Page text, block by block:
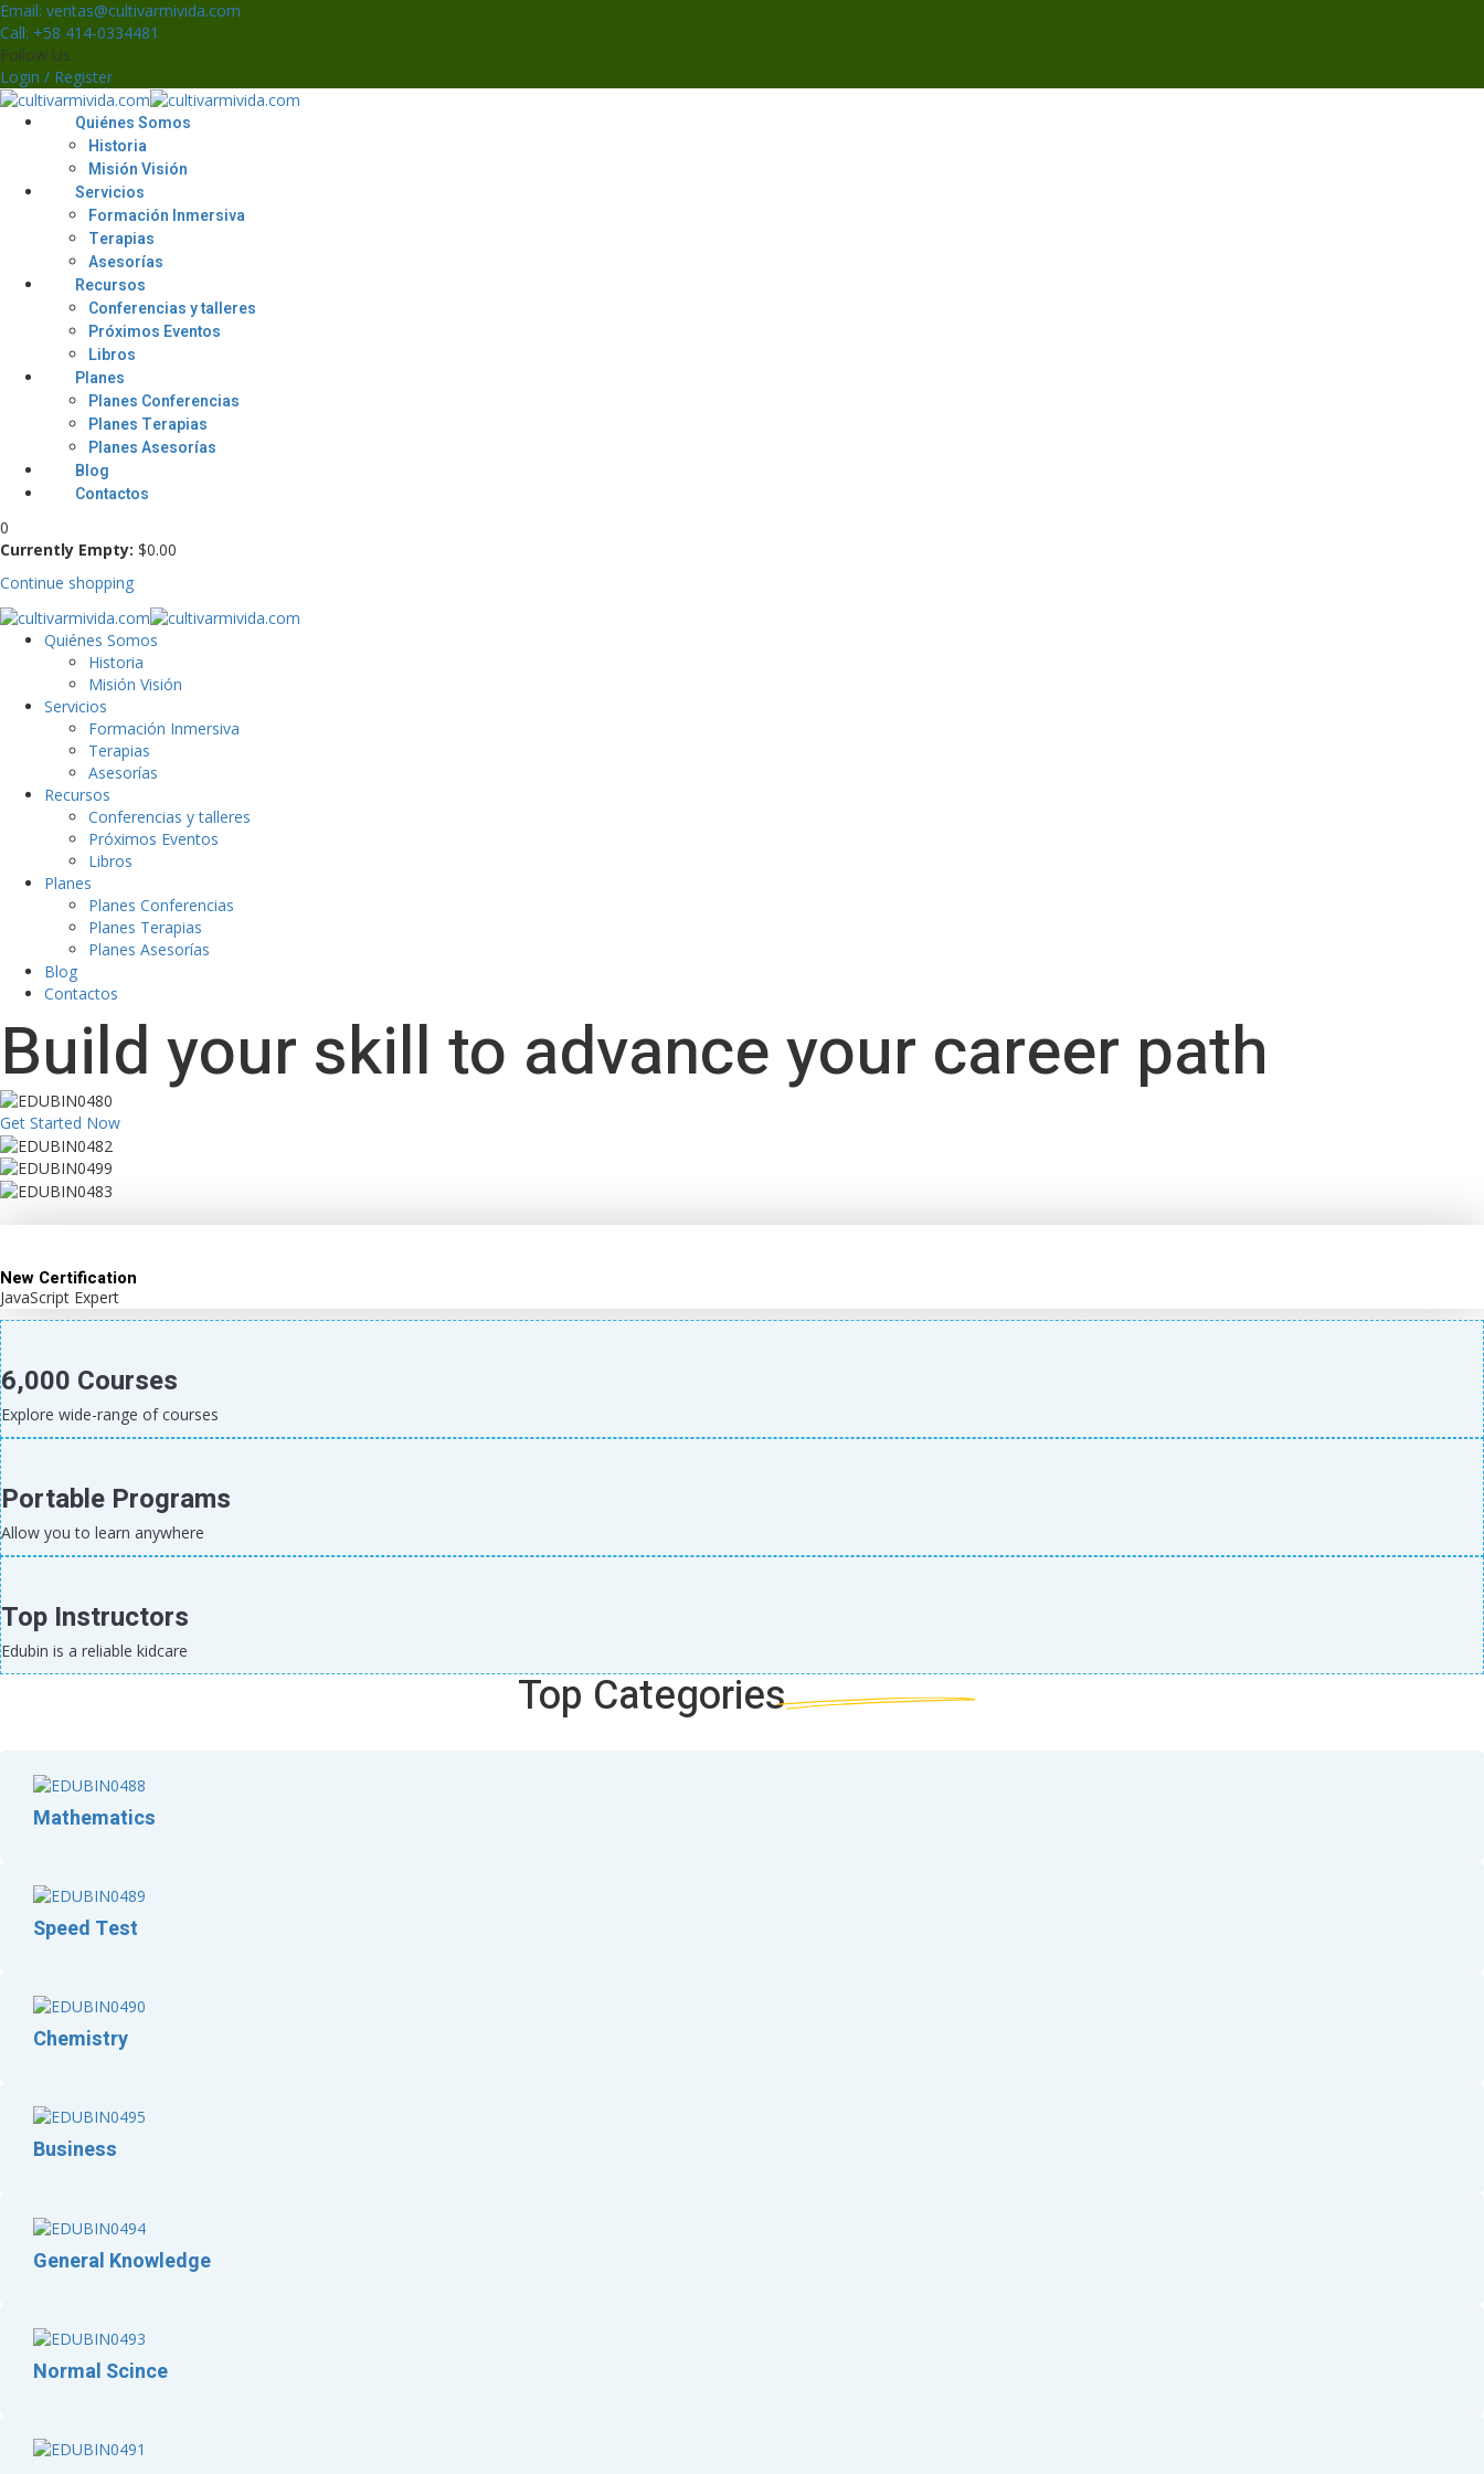
Skip
to
content
Email: ventas@cultivarmivida.com
Call: +58 414-0334481
Follow Us :
Login / Register
Quiénes Somos
Historia
Misión Visión
Servicios
Formación Inmersiva
Terapias
Asesorías
Recursos
Conferencias y talleres
Próximos Eventos
Libros
Planes
Planes Conferencias
Planes Terapias
Planes Asesorías
Blog
Contactos
0
Currently Empty: $0.00
Continue shopping
Quiénes Somos
Historia
Misión Visión
Servicios
Formación Inmersiva
Terapias
Asesorías
Recursos
Conferencias y talleres
Próximos Eventos
Libros
Planes
Planes Conferencias
Planes Terapias
Planes Asesorías
Blog
Contactos
Build your skill to advance your career path
Get Started Now
New Certification
JavaScript Expert
6,000 Courses
Explore wide-range of courses
Portable Programs
Allow you to learn anywhere
Top Instructors
Edubin is a reliable kidcare
Top Categories
Mathematics
Speed Test
Chemistry
Business
General Knowledge
Normal Scince